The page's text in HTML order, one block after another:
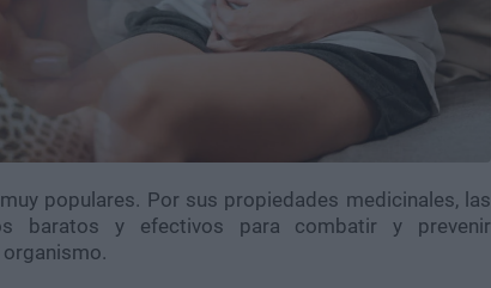
populares. Por sus propiedades medicinales, las
baratos y efectivos para combatir y prevenir